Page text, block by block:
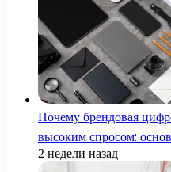
Почему брендовая
высоким спросом:
2 недели назад